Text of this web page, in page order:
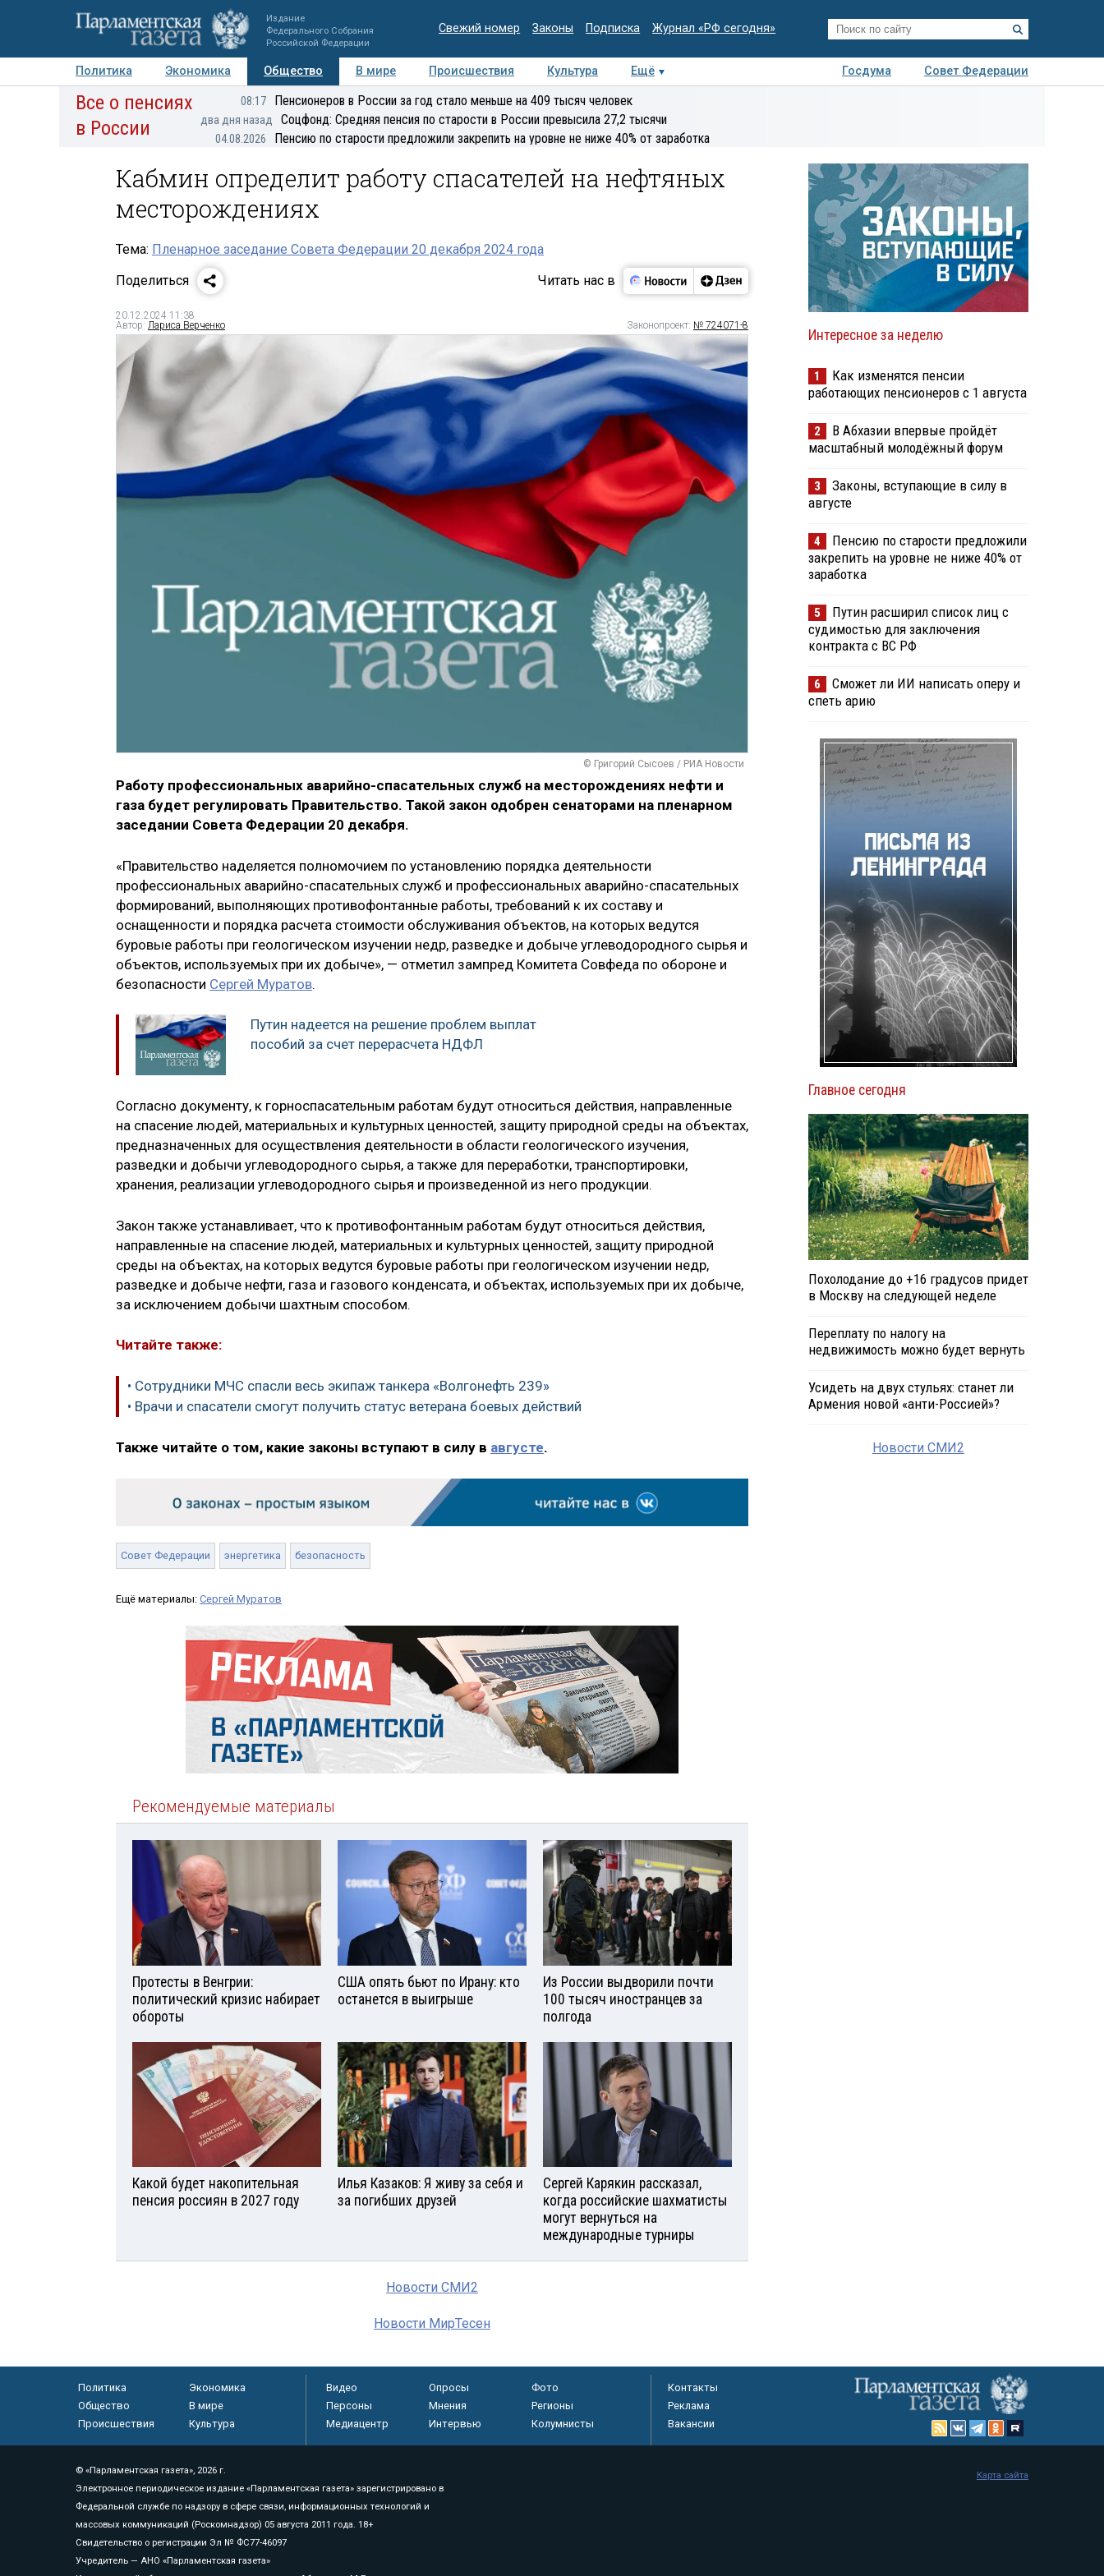
Издание
Федерального Собрания
Российской Федерации
Свежий номер Законы Подписка Журнал «РФ сегодня»
Политика Экономика Общество В мире Происшествия Культура Ещё Госдума
Совет Федерации
Авторы Персоны Мнения Регионы Медиацентр Интервью Колумнисты
Все о пенсиях
в России
08:17 Пенсионеров в России за год стало меньше на 409 тысяч человек
два дня назад Соцфонд: Средняя пенсия по старости в России превысила 27,2 тысячи
04.08.2026 Пенсию по старости предложили закрепить на уровне не ниже 40% от заработка
Кабмин определит работу спасателей на нефтяных
месторождениях
Тема: Пленарное заседание Совета Федерации 20 декабря 2024 года
Поделиться
Читать нас в
20.12.2024 11:38
Автор: Лариса Верченко Законопроект: № 724071-8
© Григорий Сысоев / РИА Новости
Работу профессиональных аварийно-спасательных служб на месторождениях нефти и
газа будет регулировать Правительство. Такой закон одобрен сенаторами на пленарном
заседании Совета Федерации 20 декабря.
«Правительство наделяется полномочием по установлению порядка деятельности
профессиональных аварийно-спасательных служб и профессиональных аварийно-спасательных
формирований, выполняющих противофонтанные работы, требований к их составу и
оснащенности и порядка расчета стоимости обслуживания объектов, на которых ведутся
буровые работы при геологическом изучении недр, разведке и добыче углеводородного сырья и
объектов, используемых при их добыче», — отметил зампред Комитета Совфеда по обороне и
безопасности Сергей Муратов.
Путин надеется на решение проблем выплат
пособий за счет перерасчета НДФЛ
Согласно документу, к горноспасательным работам будут относиться действия, направленные
на спасение людей, материальных и культурных ценностей, защиту природной среды на объектах,
предназначенных для осуществления деятельности в области геологического изучения,
разведки и добычи углеводородного сырья, а также для переработки, транспортировки,
хранения, реализации углеводородного сырья и произведенной из него продукции.
Закон также устанавливает, что к противофонтанным работам будут относиться действия,
направленные на спасение людей, материальных и культурных ценностей, защиту природной
среды на объектах, на которых ведутся буровые работы при геологическом изучении недр,
разведке и добыче нефти, газа и газового конденсата, и объектах, используемых при их добыче,
за исключением добычи шахтным способом.
Читайте также:
• Сотрудники МЧС спасли весь экипаж танкера «Волгонефть 239»
• Врачи и спасатели смогут получить статус ветерана боевых действий
Также читайте о том, какие законы вступают в силу в августе.
Совет Федерации энергетика безопасность
Ещё материалы: Сергей Муратов
Рекомендуемые материалы
Протесты в Венгрии:
политический кризис набирает
обороты
США опять бьют по Ирану: кто
останется в выигрыше
Из России выдворили почти
100 тысяч иностранцев за
полгода
Какой будет накопительная
пенсия россиян в 2027 году
Илья Казаков: Я живу за себя и
за погибших друзей
Сергей Карякин рассказал,
когда российские шахматисты
могут вернуться на
международные турниры
Новости СМИ2
Новости МирТесен
Интересное за неделю
1
Как изменятся пенсии
работающих пенсионеров с 1 августа
2
В Абхазии впервые пройдёт
масштабный молодёжный форум
3
Законы, вступающие в силу в
августе
4
Пенсию по старости предложили
закрепить на уровне не ниже 40% от
заработка
5
Путин расширил список лиц с
судимостью для заключения
контракта с ВС РФ
6
Сможет ли ИИ написать оперу и
спеть арию
Главное сегодня
Похолодание до +16 градусов придет
в Москву на следующей неделе
Переплату по налогу на
недвижимость можно будет вернуть
Усидеть на двух стульях: станет ли
Армения новой «анти-Россией»?
Новости СМИ2
Политика
Экономика
Общество
В мире
Происшествия
Культура
Видео Опросы
Фото
Персоны
Мнения
Регионы
Медиацентр
Интервью Колумнисты
Контакты
Реклама
Вакансии
© «Парламентская газета», 2026 г.
Электронное периодическое издание «Парламентская газета» зарегистрировано в
Федеральной службе по надзору в сфере связи, информационных технологий и
массовых коммуникаций (Роскомнадзор) 05 августа 2011 года. 18+
Свидетельство о регистрации Эл № ФС77-46097
Учредитель — АНО «Парламентская газета»
Карта сайта